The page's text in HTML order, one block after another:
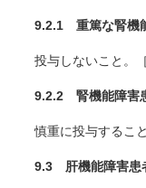
9.2.1 重篤な腎機
投与しないこと。
9.2.2 腎機能障害
慎重に投与すること
9.3 肝機能障害患